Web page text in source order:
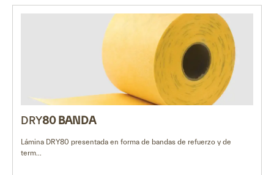
DRY80 BANDA
Lámina DRY80 presentada en forma de bandas de refuerzo y de
term...